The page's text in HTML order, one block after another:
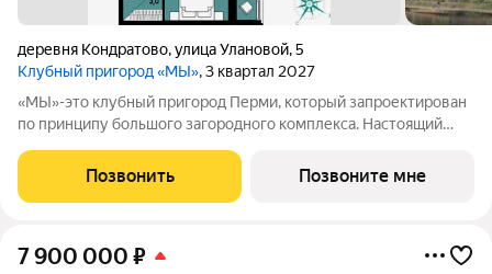
деревня Кондратово,улица Улановой,5
Клубный пригород «МЫ», 3 квартал 2027
«МЫ»-это клубный пригород Перми, который запроектирован
по принципу большого загородного комплекса. Настоящий
у озера. На территории помимо парков и велодорожек будут
объекты социальной
Позвонить Позвоните мне
7 900 000 ₽